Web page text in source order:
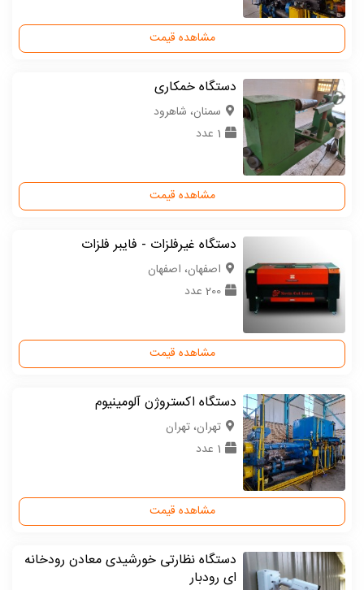
مشاهده قیمت
دستگاه خمکاری
سمنان، شاهرود
1 عدد
مشاهده قیمت
دستگاه غیرفلزات - فایبر فلزات
اصفهان، اصفهان
200 عدد
مشاهده قیمت
دستگاه اکستروژن آلومینیوم
تهران، تهران
1 عدد
مشاهده قیمت
دستگاه نظارتی خورشیدی معادن رودخانه
ای رودبار